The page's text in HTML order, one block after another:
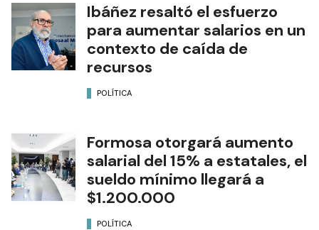
Ibáñez resaltó el esfuerzo
para aumentar salarios en un
contexto de caída de
recursos
POLÍTICA
Formosa otorgará aumento
salarial del 15% a estatales, el
sueldo mínimo llegará a
$1.200.000
POLÍTICA